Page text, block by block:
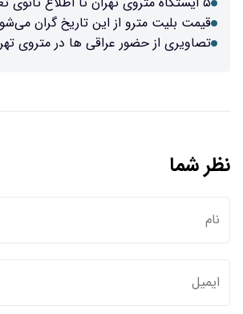
قیمت بلیت مترو از این تاریخ گران
تصاویری از حضور عراقی ها در متروی
نظر شما